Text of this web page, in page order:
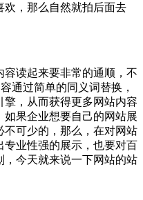
欢，那么自然就拍后面去
读起来要非常的通顺，不
通过简单的同义词替换，
，从而获得更多网站内容
果企业想要自己的网站展
可少的，那么，在对网站
业性强的展示，也要对百
，今天就来说一下网站的站